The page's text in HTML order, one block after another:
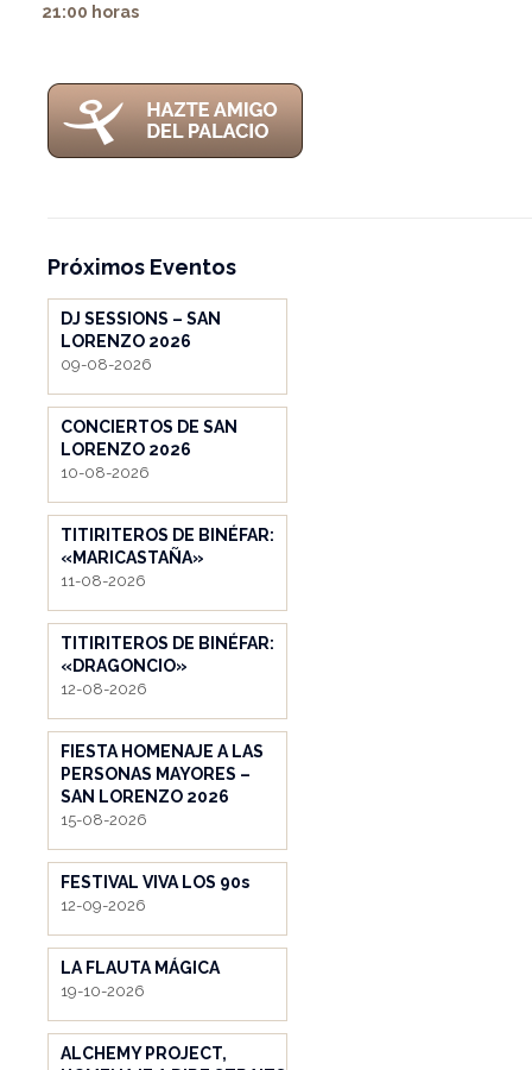
21:00 horas
Próximos Eventos
DJ SESSIONS – SAN
LORENZO 2026
09-08-2026
CONCIERTOS DE SAN
LORENZO 2026
10-08-2026
TITIRITEROS DE BINÉFAR:
«MARICASTAÑA»
11-08-2026
TITIRITEROS DE BINÉFAR:
«DRAGONCIO»
12-08-2026
FIESTA HOMENAJE A LAS
PERSONAS MAYORES –
SAN LORENZO 2026
15-08-2026
FESTIVAL VIVA LOS 90s
12-09-2026
LA FLAUTA MÁGICA
19-10-2026
ALCHEMY PROJECT,